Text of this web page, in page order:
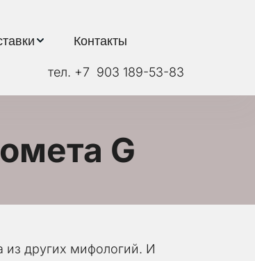
Контакты
тел. +7  903 189-53-83
G
других мифологий. И